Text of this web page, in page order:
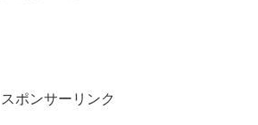
スポンサーリンク